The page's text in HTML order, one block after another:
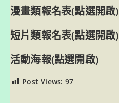
漫畫類報名表(點選開啟)
短片類報名表(點選開啟)
活動海報(點選開啟)
Post Views: 97